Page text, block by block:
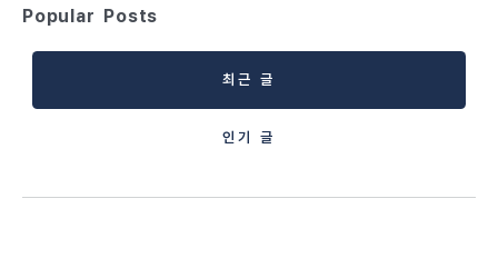
Popular Posts
최근 글
인기 글